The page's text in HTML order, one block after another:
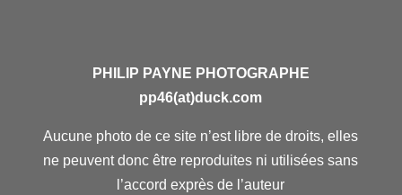
PHILIP PAYNE PHOTOGRAPHE
pp46(at)duck.com
Aucune photo de ce site n’est libre de droits, elles
ne peuvent donc être reproduites ni utilisées sans
l’accord exprès de l’auteur